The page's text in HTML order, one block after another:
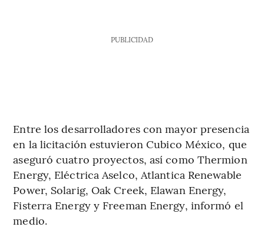
PUBLICIDAD
Entre los desarrolladores con mayor presencia
en la licitación estuvieron Cubico México, que
aseguró cuatro proyectos, así como Thermion
Energy, Eléctrica Aselco, Atlantica Renewable
Power, Solarig, Oak Creek, Elawan Energy,
Fisterra Energy y Freeman Energy, informó el
medio.